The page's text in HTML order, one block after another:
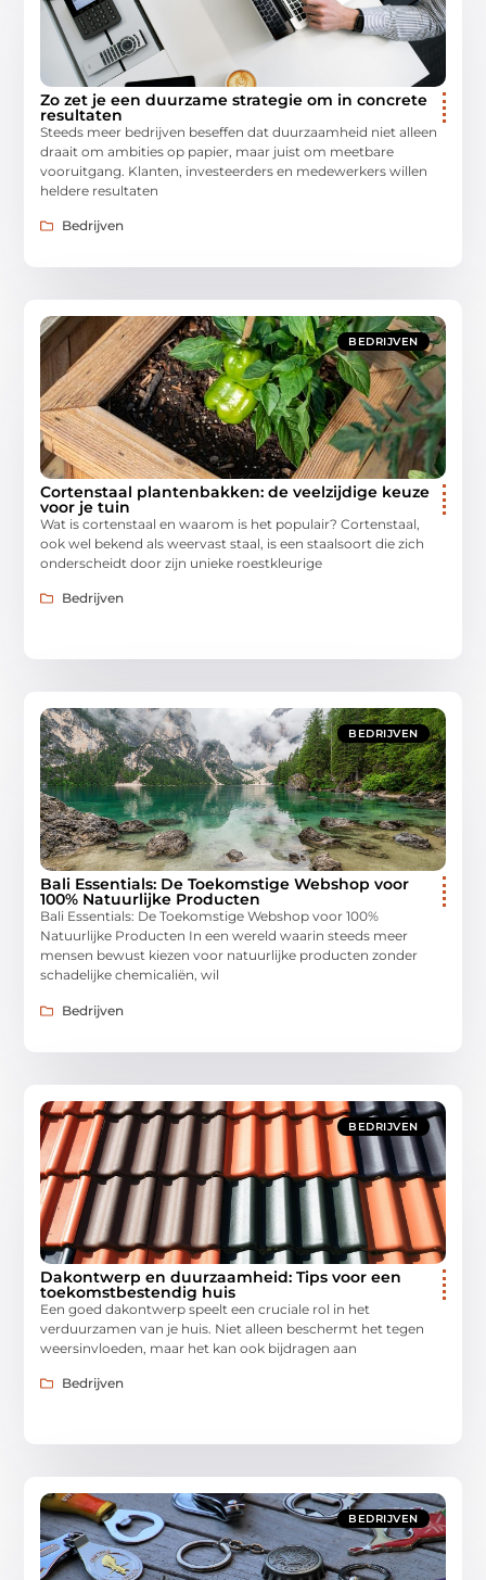
Zo zet je een duurzame strategie om in concrete
resultaten
Steeds meer bedrijven beseffen dat duurzaamheid niet alleen
draait om ambities op papier, maar juist om meetbare
vooruitgang. Klanten, investeerders en medewerkers willen
heldere resultaten
Bedrijven
BEDRIJVEN
Cortenstaal plantenbakken: de veelzijdige keuze
voor je tuin
Wat is cortenstaal en waarom is het populair? Cortenstaal,
ook wel bekend als weervast staal, is een staalsoort die zich
onderscheidt door zijn unieke roestkleurige
Bedrijven
BEDRIJVEN
Bali Essentials: De Toekomstige Webshop voor
100% Natuurlijke Producten
Bali Essentials: De Toekomstige Webshop voor 100%
Natuurlijke Producten In een wereld waarin steeds meer
mensen bewust kiezen voor natuurlijke producten zonder
schadelijke chemicaliën, wil
Bedrijven
BEDRIJVEN
Dakontwerp en duurzaamheid: Tips voor een
toekomstbestendig huis
Een goed dakontwerp speelt een cruciale rol in het
verduurzamen van je huis. Niet alleen beschermt het tegen
weersinvloeden, maar het kan ook bijdragen aan
Bedrijven
BEDRIJVEN